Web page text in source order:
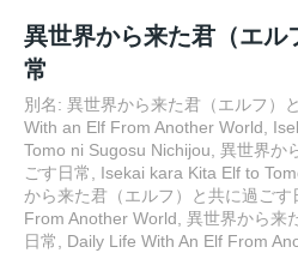
異世界から来た君（エル
常
別名: 異世界から来た君（エルフ）
With an Elf From Another World,
Tomo ni Sugosu Nichijou, 異世界か
ごす日常, Isekai kara Kita Elf to
から来た君（エルフ）と共に過ご
From Another World, 異世界から来
日常, Daily Life With An Elf From